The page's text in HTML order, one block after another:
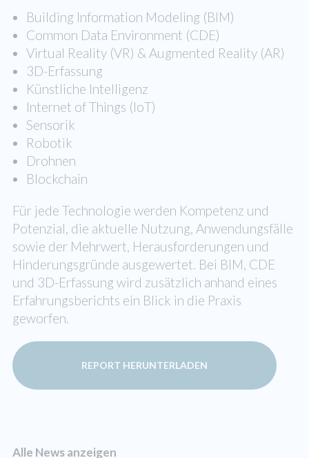
Building Information Modeling (BIM)
Common Data Environment (CDE)
Virtual Reality (VR) & Augmented Reality (AR)
3D-Erfassung
Künstliche Intelligenz
Internet of Things (IoT)
Sensorik
Robotik
Drohnen
Blockchain
Für jede Technologie werden Kompetenz und
Potenzial, die aktuelle Nutzung, Anwendungsfälle
sowie der Mehrwert, Herausforderungen und
Hinderungsgründe ausgewertet. Bei BIM, CDE
und 3D-Erfassung wird zusätzlich anhand eines
Erfahrungsberichts ein Blick in die Praxis
geworfen.
REPORT HERUNTERLADEN
Alle News anzeigen